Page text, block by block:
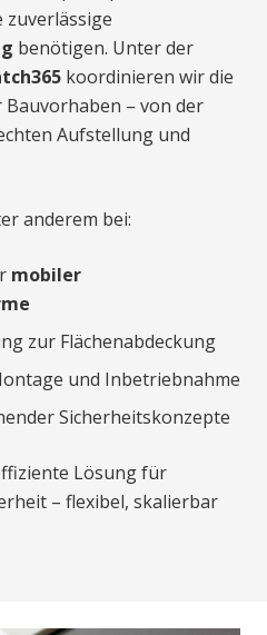
zuverlässige
benötigen. Unter der
koordinieren wir die
– von der
Aufstellung und
anderem bei:
mobiler
zur Flächenabdeckung
und Inbetriebnahme
Sicherheitskonzepte
Lösung für
– flexibel, skalierbar